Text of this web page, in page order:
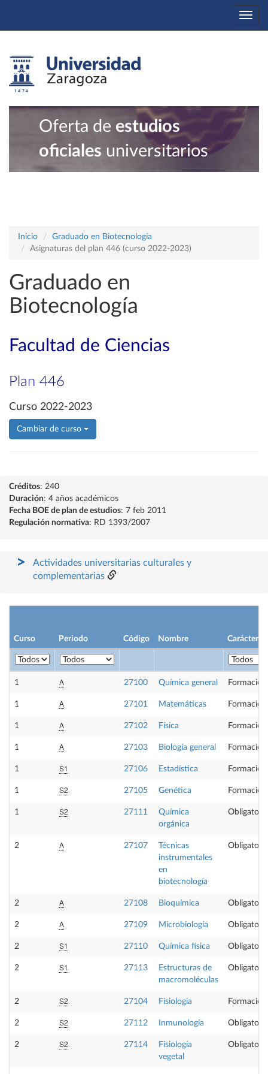
Oferta de estudios
oficiales universitarios
Inicio
Graduado en Biotecnología
Asignaturas del plan 446 (curso 2022-2023)
Graduado en
Biotecnología
Facultad de Ciencias
Plan 446
Curso 2022-2023
Cambiar de curso
Créditos: 240
Duración: 4 años académicos
Fecha BOE de plan de estudios: 7 feb 2011
Regulación normativa: RD 1393/2007
Actividades universitarias culturales y
complementarias
Curso Periodo Código Nombre Carácter
1 A 27100 Química general
1 A 27101 Matemáticas
1 A 27102 Física
1 A 27103 Biología general
1 S1 27106 Estadística
1 S2 27105 Genética
1 S2 27111
Química
orgánica
Obligatoria
2 A 27107
Técnicas
instrumentales
en
biotecnología
Obligatoria
2 A 27108 Bioquímica Obligatoria
2 A 27109 Microbiología Obligatoria
2 S1 27110 Química física Obligatoria
2 S1 27113
Estructuras de
macromoléculas
Obligatoria
2 S2 27104 Fisiologia
2 S2 27112 Inmunología Obligatoria
2 S2 27114
Fisiología
vegetal
Obligatoria